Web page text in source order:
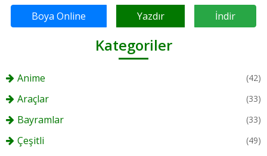
Boya Online Yazdır İndir
Kategoriler
Anime (42)
Araçlar (33)
Bayramlar (33)
Çeşitli (49)